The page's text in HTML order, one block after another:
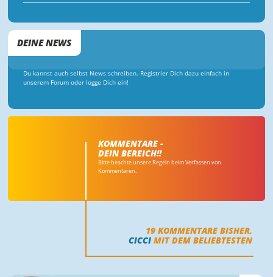
DEINE NEWS
Du kannst auch selbst News schreiben. Registrier Dich dazu einfach in
unserem Forum oder logge Dich ein!
KOMMENTARE -
DEIN BEREICH!!
Bitte beachte unsere Regeln beim Verfassen von
Kommentaren.
19 KOMMENTARE BISHER,
CICCI MIT DEM BELIEBTESTEN